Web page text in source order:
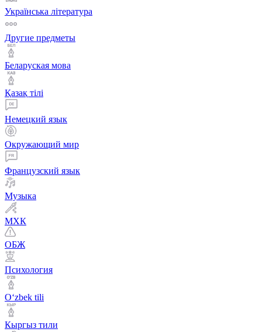
Українська література
Другие предметы
Беларуская мова
Қазақ тiлi
Немецкий язык
Окружающий мир
Французский язык
Музыка
МХК
ОБЖ
Психология
Оʻzbek tili
Кыргыз тили